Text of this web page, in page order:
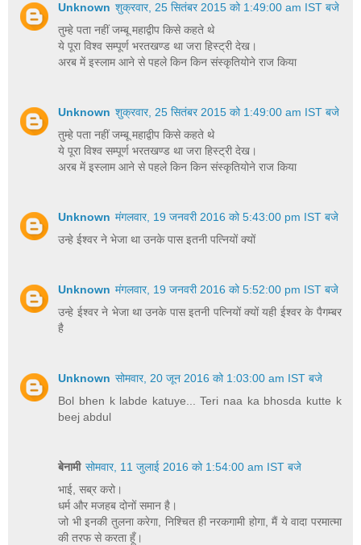
Unknown शुक्रवार, 25 सितंबर 2015 को 1:49:00 am IST बजे
तुम्हे पता नहीं जम्बू महाद्वीप किसे कहते थे
ये पूरा विश्व सम्पूर्ण भरतखण्ड था जरा हिस्ट्री देख।
अरब में इस्लाम आने से पहले किन किन संस्कृतियोने राज किया
Unknown शुक्रवार, 25 सितंबर 2015 को 1:49:00 am IST बजे
तुम्हे पता नहीं जम्बू महाद्वीप किसे कहते थे
ये पूरा विश्व सम्पूर्ण भरतखण्ड था जरा हिस्ट्री देख।
अरब में इस्लाम आने से पहले किन किन संस्कृतियोने राज किया
Unknown मंगलवार, 19 जनवरी 2016 को 5:43:00 pm IST बजे
उन्हे ईश्वर ने भेजा था उनके पास इतनी पत्नियों क्यों
Unknown मंगलवार, 19 जनवरी 2016 को 5:52:00 pm IST बजे
उन्हे ईश्वर ने भेजा था उनके पास इतनी पत्नियों क्यों यही ईश्वर के पैगम्बर
है
Unknown सोमवार, 20 जून 2016 को 1:03:00 am IST बजे
Bol bhen k labde katuye... Teri naa ka bhosda kutte k
beej abdul
बेनामी सोमवार, 11 जुलाई 2016 को 1:54:00 am IST बजे
भाई, सब्र करो।
धर्म और मजहब दोनों समान है।
जो भी इनकी तुलना करेगा, निश्चित ही नरकगामी होगा, मैं ये वादा परमात्मा
की तरफ से करता हूँ।